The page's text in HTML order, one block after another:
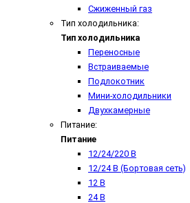
Сжиженный газ
Тип холодильника:
Тип холодильника
Переносные
Встраиваемые
Подлокотник
Мини-холодильники
Двухкамерные
Питание:
Питание
12/24/220 В
12/24 В (Бортовая сеть)
12 В
24 В